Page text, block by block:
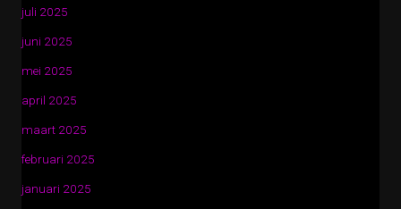
juli 2025
juni 2025
mei 2025
april 2025
maart 2025
februari 2025
januari 2025